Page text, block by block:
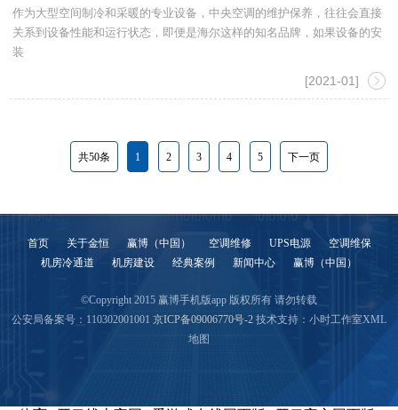
作为大型空间制冷和采暖的专业设备，中央空调的维护保养，往往会直接
关系到设备性能和运行状态，即便是海尔这样的知名品牌，如果设备的安
装
[2021-01]
共50条 1 2 3 4 5 下一页
首页 关于金恒 赢博（中国） 空调维修 UPS电源
空调维保
机房冷通道
机房建设 经典案例 新闻中心 赢博（中国）
©Copyright 2015 赢博手机版app 版权所有 请勿转载
公安局备案号：110302001001 京ICP备09006770号-2 技术支持：小时工作室XML
地图